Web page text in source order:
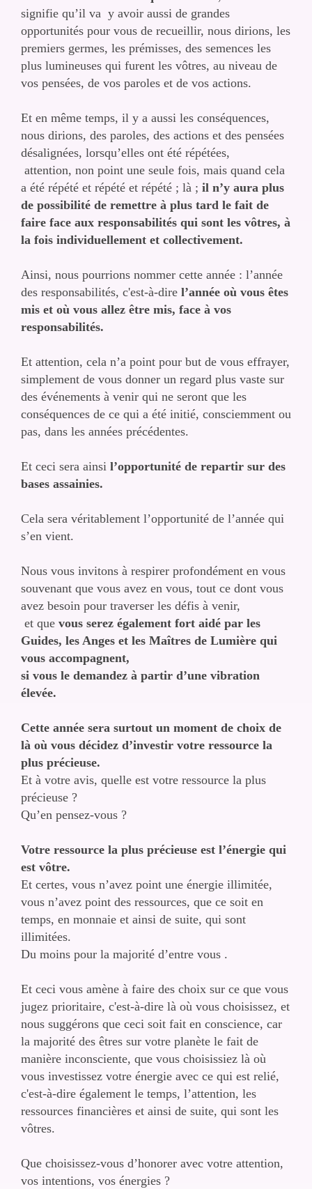
signifie qu’il va y avoir aussi de grandes
opportunités pour vous de recueillir, nous dirions, les
premiers germes, les prémisses, des semences les
plus lumineuses qui furent les vôtres, au niveau de
vos pensées, de vos paroles et de vos actions.
Et en même temps, il y a aussi les conséquences,
nous dirions, des paroles, des actions et des pensées
désalignées, lorsqu’elles ont été répétées,
attention, non point une seule fois, mais quand cela
a été répété et répété et répété ; là ; il n’y aura plus
de possibilité de remettre à plus tard le fait de
faire face aux responsabilités qui sont les vôtres, à
la fois individuellement et collectivement.
Ainsi, nous pourrions nommer cette année : l’année
des responsabilités, c'est-à-dire l’année où vous êtes
mis et où vous allez être mis, face à vos
responsabilités.
Et attention, cela n’a point pour but de vous effrayer,
simplement de vous donner un regard plus vaste sur
des événements à venir qui ne seront que les
conséquences de ce qui a été initié, consciemment ou
pas, dans les années précédentes.
Et ceci sera ainsi l’opportunité de repartir sur des
bases assainies.
Cela sera véritablement l’opportunité de l’année qui
s’en vient.
Nous vous invitons à respirer profondément en vous
souvenant que vous avez en vous, tout ce dont vous
avez besoin pour traverser les défis à venir,
et que vous serez également fort aidé par les
Guides, les Anges et les Maîtres de Lumière qui
vous accompagnent,
si vous le demandez à partir d’une vibration
élevée.
Cette année sera surtout un moment de choix de
là où vous décidez d’investir votre ressource la
plus précieuse.
Et à votre avis, quelle est votre ressource la plus
précieuse ?
Qu’en pensez-vous ?
Votre ressource la plus précieuse est l’énergie qui
est vôtre.
Et certes, vous n’avez point une énergie illimitée,
vous n’avez point des ressources, que ce soit en
temps, en monnaie et ainsi de suite, qui sont
illimitées.
Du moins pour la majorité d’entre vous .
Et ceci vous amène à faire des choix sur ce que vous
jugez prioritaire, c'est-à-dire là où vous choisissez, et
nous suggérons que ceci soit fait en conscience, car
la majorité des êtres sur votre planète le fait de
manière inconsciente, que vous choisissiez là où
vous investissez votre énergie avec ce qui est relié,
c'est-à-dire également le temps, l’attention, les
ressources financières et ainsi de suite, qui sont les
vôtres.
Que choisissez-vous d’honorer avec votre attention,
vos intentions, vos énergies ?